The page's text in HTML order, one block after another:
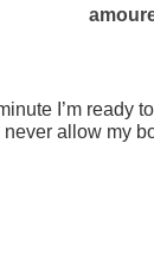
I’m
allow my